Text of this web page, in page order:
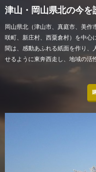
津山・岡山県北の今を
岡山県北（津山市、真庭市、美
咲町、新庄村、西粟倉村）を中心
聞は、感動あふれる紙面を作り、
せるように東奔西走し、地域の活